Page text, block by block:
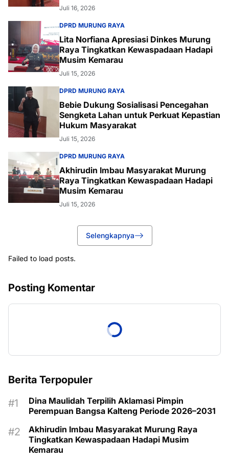
Juli 16, 2026
DPRD MURUNG RAYA
Lita Norfiana Apresiasi Dinkes Murung
Raya Tingkatkan Kewaspadaan Hadapi
Musim Kemarau
Juli 15, 2026
DPRD MURUNG RAYA
Bebie Dukung Sosialisasi Pencegahan
Sengketa Lahan untuk Perkuat Kepastian
Hukum Masyarakat
Juli 15, 2026
DPRD MURUNG RAYA
Akhirudin Imbau Masyarakat Murung
Raya Tingkatkan Kewaspadaan Hadapi
Musim Kemarau
Juli 15, 2026
Selengkapnya
Failed to load posts.
Posting Komentar
Berita Terpopuler
Dina Maulidah Terpilih Aklamasi Pimpin
Perempuan Bangsa Kalteng Periode 2026–2031
Akhirudin Imbau Masyarakat Murung Raya
Tingkatkan Kewaspadaan Hadapi Musim
Kemarau